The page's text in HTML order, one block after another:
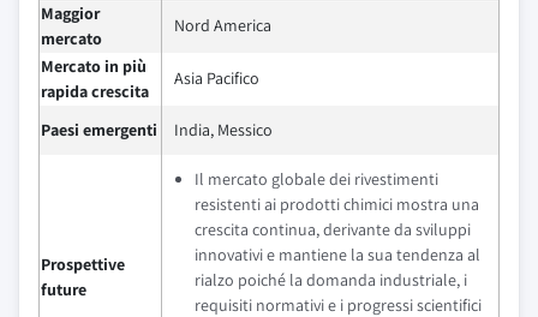
Maggior
mercato
Nord America
Mercato in più
rapida crescita
Asia Pacifico
Paesi emergenti India, Messico
Prospettive
future
Il mercato globale dei rivestimenti
resistenti ai prodotti chimici mostra una
crescita continua, derivante da sviluppi
innovativi e mantiene la sua tendenza al
rialzo poiché la domanda industriale, i
requisiti normativi e i progressi scientifici